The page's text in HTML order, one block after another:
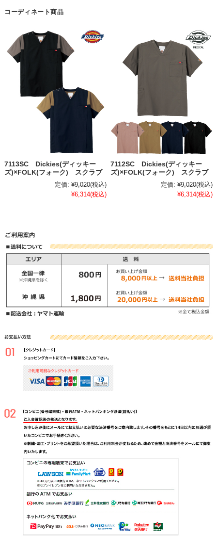
コーディネート商品
7113SC Dickies(ディッキー
ズ)×FOLK(フォーク) スクラブ
定価: ¥9,020(税込)
¥6,314(税込)
7112SC Dickies(ディッキー
ズ)×FOLK(フォーク) スクラブ
定価: ¥9,020(税込)
¥6,314(税込)